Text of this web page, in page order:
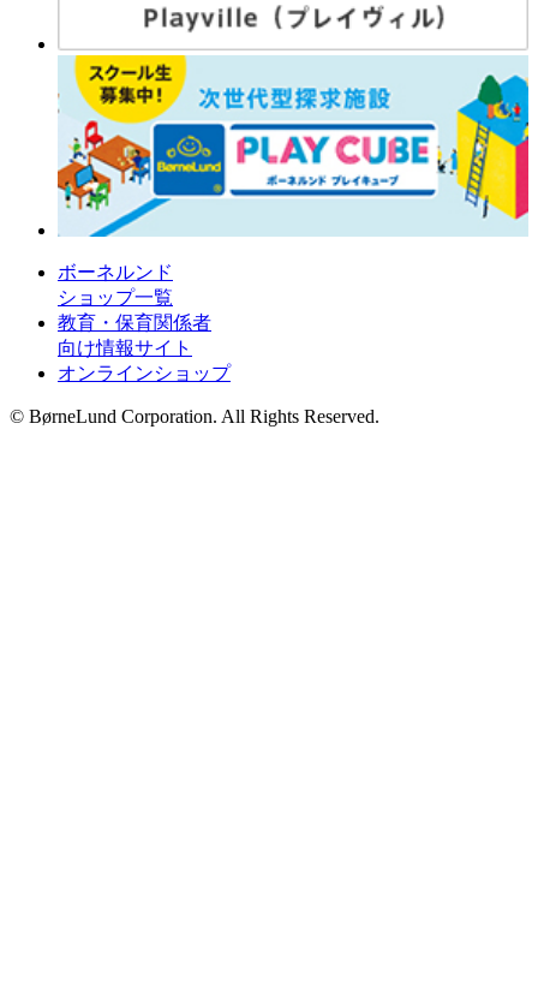
ボーネルンド
ショップ一覧
教育・保育関係者
向け情報サイト
オンラインショップ
© BørneLund Corporation. All Rights Reserved.